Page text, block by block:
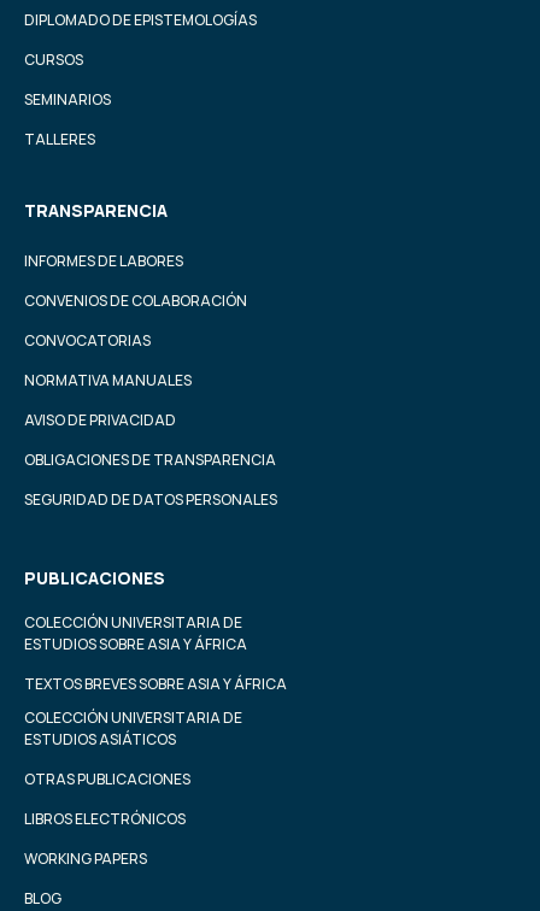
DIPLOMADO DE EPISTEMOLOGÍAS
CURSOS
SEMINARIOS
TALLERES
TRANSPARENCIA
INFORMES DE LABORES
CONVENIOS DE COLABORACIÓN
CONVOCATORIAS
NORMATIVA MANUALES
AVISO DE PRIVACIDAD
OBLIGACIONES DE TRANSPARENCIA
SEGURIDAD DE DATOS PERSONALES
PUBLICACIONES
COLECCIÓN UNIVERSITARIA DE
ESTUDIOS SOBRE ASIA Y ÁFRICA
TEXTOS BREVES SOBRE ASIA Y ÁFRICA
COLECCIÓN UNIVERSITARIA DE
ESTUDIOS ASIÁTICOS
OTRAS PUBLICACIONES
LIBROS ELECTRÓNICOS
WORKING PAPERS
BLOG